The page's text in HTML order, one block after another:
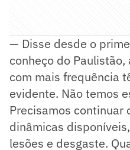
— Disse desde o
conheço do
com mais frequência
evidente. Não temos
Precisamos continuar
dinâmicas
lesões e desgaste.